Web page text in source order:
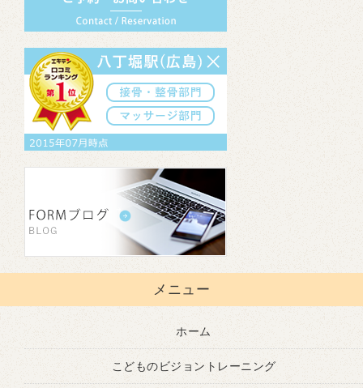
メニュー
ホーム
こどものビジョントレーニング